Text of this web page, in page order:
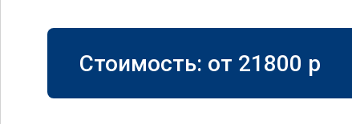
Стоимость: от 21800 p